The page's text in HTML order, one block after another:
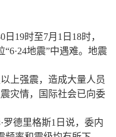
19时至7月1日18时，
地震”中遇难。地震
上强震，造成大量人员
灾情，国际社会已向委
德里格斯1日说，委内